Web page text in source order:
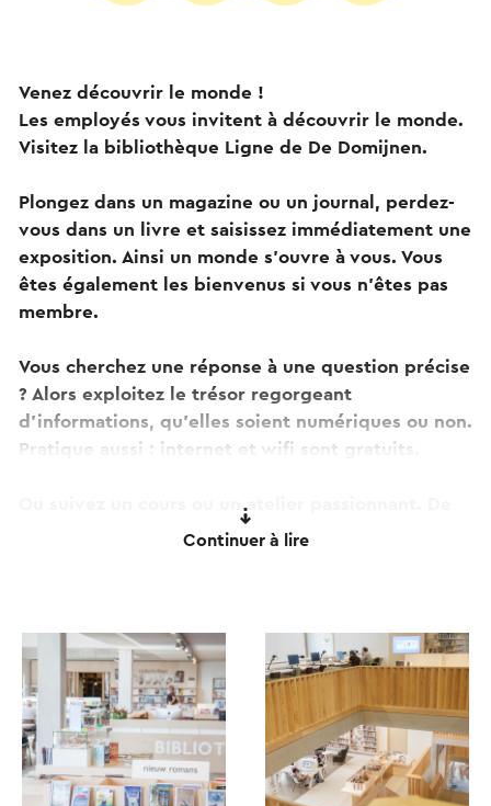
Venez découvrir le monde !
Les employés vous invitent à découvrir le monde.
Visitez la bibliothèque Ligne de De Domijnen.
Plongez dans un magazine ou un journal, perdez-
vous dans un livre et saisissez immédiatement une
exposition. Ainsi un monde s'ouvre à vous. Vous
êtes également les bienvenus si vous n'êtes pas
membre.
Vous cherchez une réponse à une question précise
? Alors exploitez le trésor regorgeant
d'informations, qu'elles soient numériques ou non.
Pratique aussi : internet et wifi sont gratuits.
Ou suivez un cours ou un atelier passionnant. De
Domijnen possède également des succursales à
Continuer à lire